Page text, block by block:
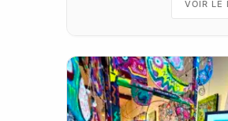
VOIR LE